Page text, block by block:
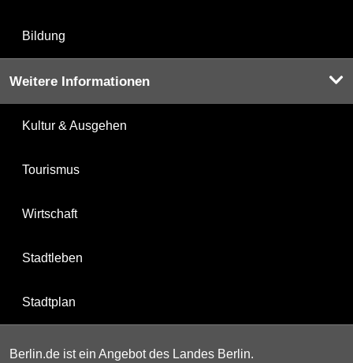
Bildung
Weitere Informationen
Kultur & Ausgehen
Tourismus
Wirtschaft
Stadtleben
Stadtplan
Berlin.de ist ein Angebot des Landes Berlin.